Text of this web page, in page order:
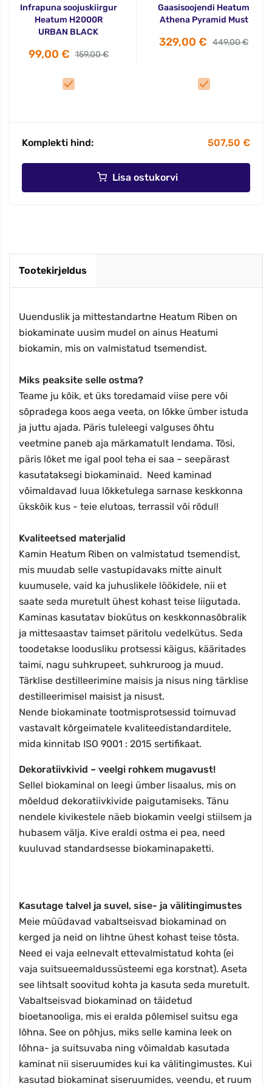
Infrapuna soojuskiirgur
Heatum H2000R
URBAN BLACK
99,00 € 159,00 €
Gaasisoojendi Heatum
Athena Pyramid Must
329,00 € 449,00 €
Komplekti hind: 507,50 €
Lisa ostukorvi
Tootekirjeldus
Uuenduslik ja mittestandartne Heatum Riben on
biokaminate uusim mudel on ainus Heatumi
biokamin, mis on valmistatud tsemendist.
Miks peaksite selle ostma?
Teame ju kõik, et üks toredamaid viise pere või
sõpradega koos aega veeta, on lõkke ümber istuda
ja juttu ajada. Päris tuleleegi valguses õhtu
veetmine paneb aja märkamatult lendama. Tõsi,
päris lõket me igal pool teha ei saa – seepärast
kasutataksegi biokaminaid. Need kaminad
võimaldavad luua lõkketulega sarnase keskkonna
ükskõik kus - teie elutoas, terrassil või rõdul!
Kvaliteetsed materjalid
Kamin Heatum Riben on valmistatud tsemendist,
mis muudab selle vastupidavaks mitte ainult
kuumusele, vaid ka juhuslikele löökidele, nii et
saate seda muretult ühest kohast teise liigutada.
Kaminas kasutatav biokütus on keskkonnasõbralik
ja mittesaastav taimset päritolu vedelkütus. Seda
toodetakse loodusliku protsessi käigus, kääritades
taimi, nagu suhkrupeet, suhkruroog ja muud.
Tärklise destilleerimine maisis ja nisus ning tärklise
destilleerimisel maisist ja nisust.
Nende biokaminate tootmisprotsessid toimuvad
vastavalt kõrgeimatele kvaliteedistandarditele,
mida kinnitab ISO 9001 : 2015 sertifikaat.
Dekoratiivkivid – veelgi rohkem mugavust!
Sellel biokaminal on leegi ümber lisaalus, mis on
mõeldud dekoratiivkivide paigutamiseks. Tänu
nendele kivikestele näeb biokamin veelgi stiilsem ja
hubasem välja. Kive eraldi ostma ei pea, need
kuuluvad standardsesse biokaminapaketti.
Kasutage talvel ja suvel, sise- ja välitingimustes
Meie müüdavad vabaltseisvad biokaminad on
kerged ja neid on lihtne ühest kohast teise tõsta.
Need ei vaja eelnevalt ettevalmistatud kohta (ei
vaja suitsueemaldussüsteemi ega korstnat). Aseta
see lihtsalt soovitud kohta ja kasuta seda muretult.
Vabaltseisvad biokaminad on täidetud
bioetanooliga, mis ei eralda põlemisel suitsu ega
lõhna. See on põhjus, miks selle kamina leek on
lõhna- ja suitsuvaba ning võimaldab kasutada
kaminat nii siseruumides kui ka välitingimustes. Kui
kasutad biokaminat siseruumides, veendu, et ruum